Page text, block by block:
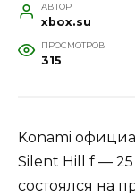
АВТОР
xbox.su
ПРОСМОТРОВ
315
Konami
Silent Hill f — 25
состоялся на